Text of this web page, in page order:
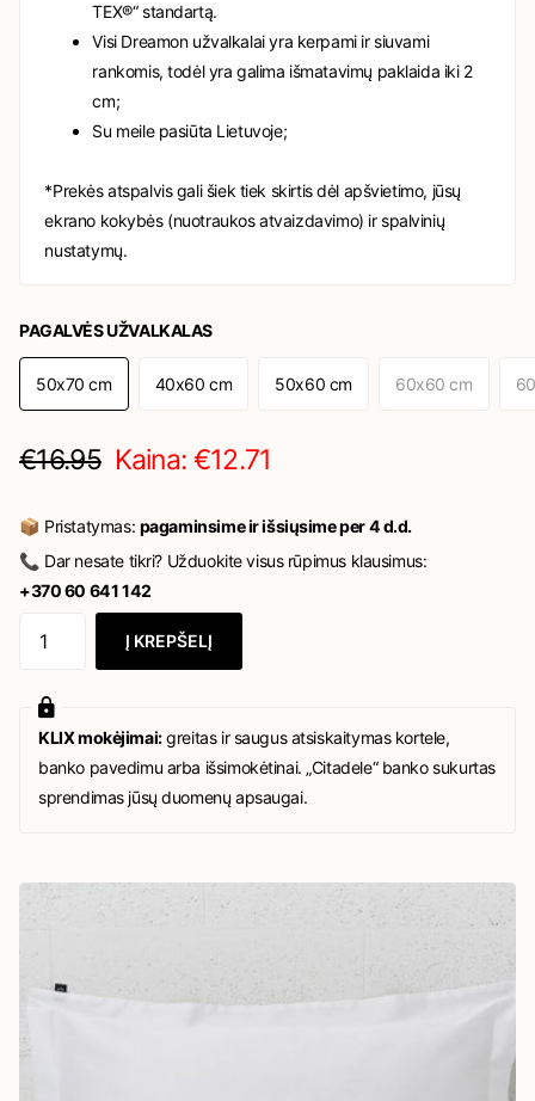
TEX®“ standartą.
Visi Dreamon užvalkalai yra kerpami ir siuvami
rankomis, todėl yra galima išmatavimų paklaida iki 2
cm;
Su meile pasiūta Lietuvoje;
*Prekės atspalvis gali šiek tiek skirtis dėl apšvietimo, jūsų
ekrano kokybės (nuotraukos atvaizdavimo) ir spalvinių
nustatymų.
PAGALVĖS UŽVALKALAS
50x70 cm 40x60 cm 50x60 cm 60x60 cm
€16.95 Kaina: €12.71
📦 Pristatymas: pagaminsime ir išsiųsime per 4 d.d.
📞 Dar nesate tikri? Užduokite visus rūpimus klausimus:
+370 60 641 142
Į KREPŠELĮ
KLIX mokėjimai:greitas ir saugus atsiskaitymas kortele,
banko pavedimu arba išsimokėtinai. „Citadele“ banko sukurtas
sprendimas jūsų duomenų apsaugai.